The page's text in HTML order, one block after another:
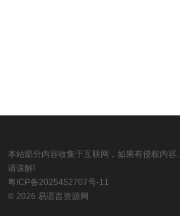
本站部分内容收集于互联网，如果有侵权内
请谅解!
粤ICP备2025452707号-11
© 2026 易语言资源网